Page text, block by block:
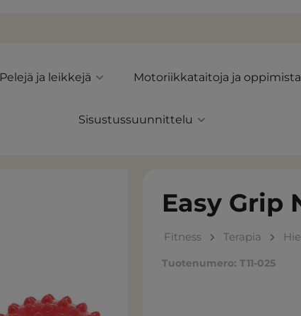
Pelejä ja leikkejä Motoriikkataitoja ja oppimista
Sisustussuunnittelu
Easy Grip
Fitness Terapia
Tuotenumero: T11-025